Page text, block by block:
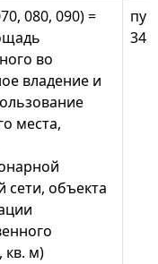
080, 090) =
во
владение и
места,
сети, объекта
кв. м)